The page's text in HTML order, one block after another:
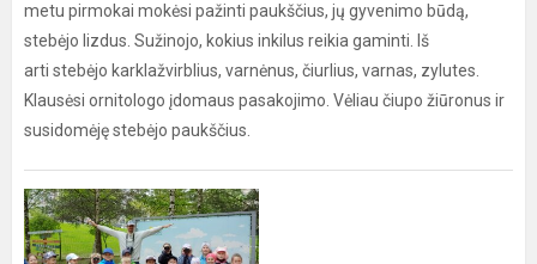
metu pirmokai mokėsi pažinti paukščius, jų gyvenimo būdą,
stebėjo lizdus. Sužinojo, kokius inkilus reikia gaminti. Iš
arti stebėjo karklažvirblius, varnėnus, čiurlius, varnas, zylutes.
Klausėsi ornitologo įdomaus pasakojimo. Vėliau čiupo žiūronus ir
susidomėję stebėjo paukščius.